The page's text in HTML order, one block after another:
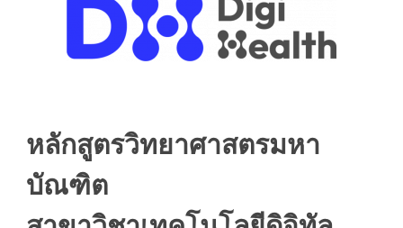
หลักสูตรวิทยาศาสตรมหา
บัณฑิต